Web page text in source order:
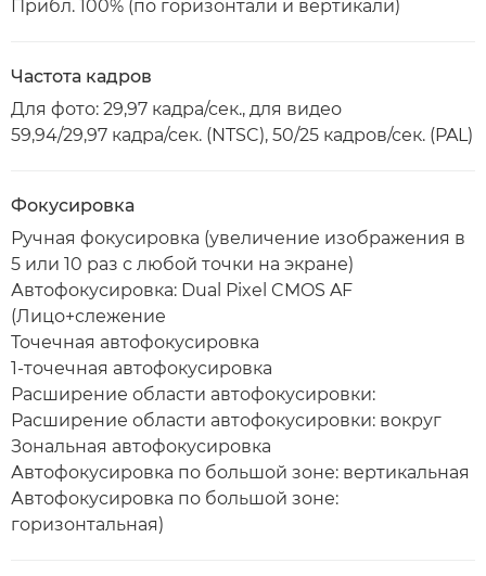
Прибл. 100% (по горизонтали и вертикали)
Частота кадров
Для фото: 29,97 кадра/сек., для видео
59,94/29,97 кадра/сек. (NTSC), 50/25 кадров/сек. (PAL)
Фокусировка
Ручная фокусировка (увеличение изображения в
5 или 10 раз с любой точки на экране)
Автофокусировка: Dual Pixel CMOS AF
(Лицо+слежение
Точечная автофокусировка
1-точечная автофокусировка
Расширение области автофокусировки:
Расширение области автофокусировки: вокруг
Зональная автофокусировка
Автофокусировка по большой зоне: вертикальная
Автофокусировка по большой зоне:
горизонтальная)